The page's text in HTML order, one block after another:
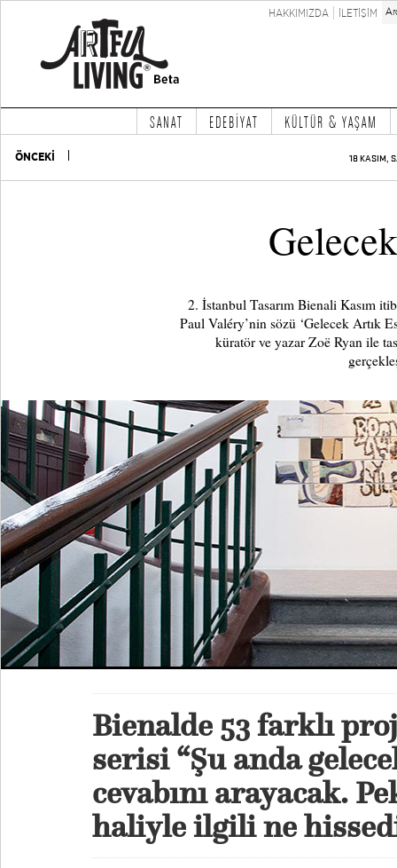
HAKKIMIZDA İLETİŞİM
SANAT EDEBİYAT KÜLTÜR & YAŞAM
ÖNCEKİ 18 KASIM,
2. İstanbul Tasarım Bienali Kasım
Paul Valéry’nin sözü ‘Gelecek Artık
küratör ve yazar Zoë Ryan ile
Bienalde 53 farklı
serisi “Şu anda
cevabını arayacak.
haliyle ilgili ne